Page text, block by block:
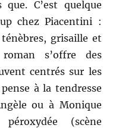
C’est quelque
chez Piacentini :
grisaille et
s’offre des
centrés sur les
à la tendresse
ou à Monique
péroxydée (scène